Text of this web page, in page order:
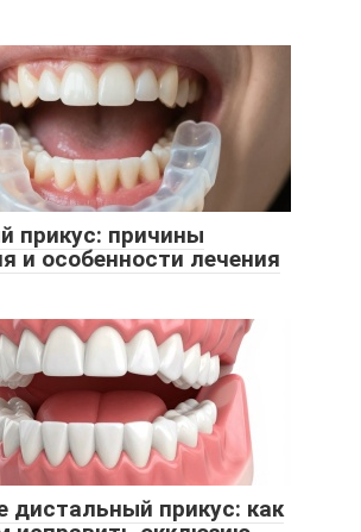
прикус: причины
и особенности лечения
дистальный прикус: как